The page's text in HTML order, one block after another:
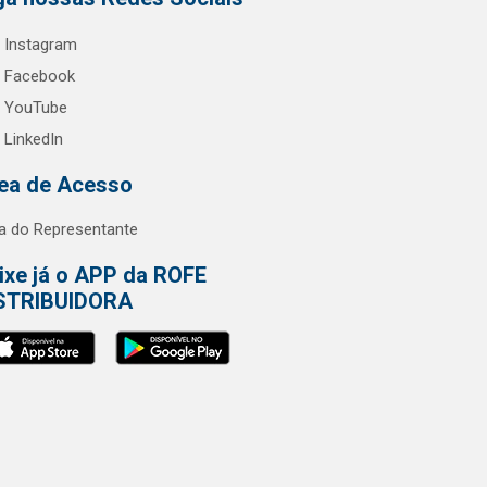
Instagram
Facebook
YouTube
LinkedIn
de Acesso
do Representante
já o APP da ROFE